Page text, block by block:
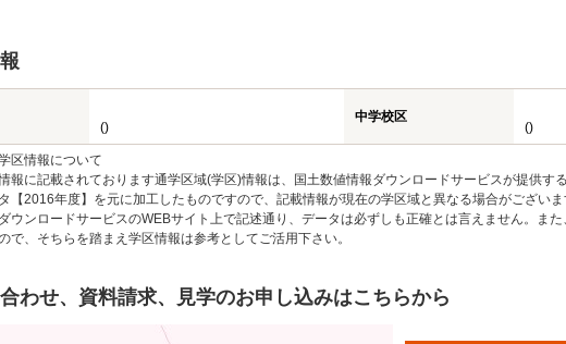
()
中学校区
()
区情報について
報に記載されております通学区域(学区)情報は、国土数値情報ダウンロードサービスが提供す
【2016年度】を元に加工したものですので、記載情報が現在の学区域と異なる場合がございま
ウンロードサービスのWEBサイト上で記述通り、データは必ずしも正確とは言えません。ま
で、そちらを踏まえ学区情報は参考としてご活用下さい。
わせ、資料請求、見学のお申し込みはこちらから